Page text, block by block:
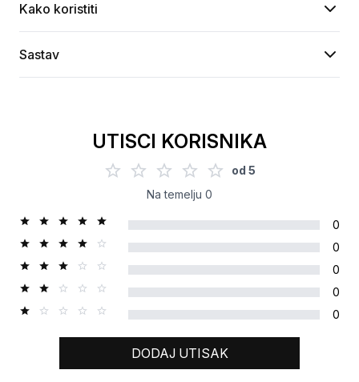
Kako koristiti
Sastav
UTISCI KORISNIKA
od 5
Na temelju 0
0
0
0
0
0
DODAJ UTISAK